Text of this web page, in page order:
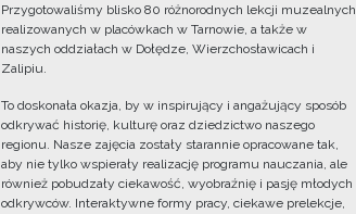
Przygotowaliśmy blisko 80 różnorodnych lekcji muzealnych
realizowanych w placówkach w Tarnowie, a także w
naszych oddziałach w Dołędze, Wierzchosławicach i
Zalipiu.
To doskonała okazja, by w inspirujący i angażujący sposób
odkrywać historię, kulturę oraz dziedzictwo naszego
regionu. Nasze zajęcia zostały starannie opracowane tak,
aby nie tylko wspierały realizację programu nauczania, ale
również pobudzały ciekawość, wyobraźnię i pasję młodych
odkrywców. Interaktywne formy pracy, ciekawe prelekcje,